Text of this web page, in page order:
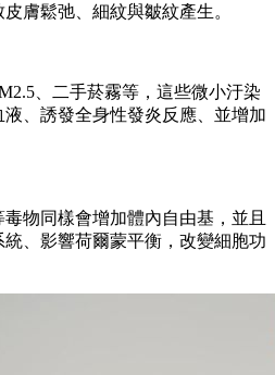
膚鬆弛、細紋與皺紋產生。
、二手菸霧等，這些微小汙染
、誘發全身性發炎反應、並增加
物同樣會增加體內自由基，並且
、影響荷爾蒙平衡，改變細胞功